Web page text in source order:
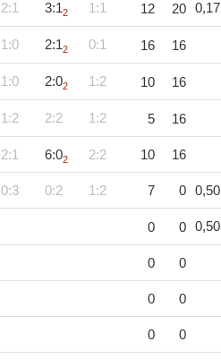
2:1 3:12 1:1 12 20 0,17
1:0 2:12 0:1 16 16
1:0 2:02 1:2 10 16
1:2 2:2 1:2 5 16
2:1 6:02 2:2 10 16
0:3 0:2 1:2 7 0 0,50
0 0 0,50
0 0
0 0
0 0